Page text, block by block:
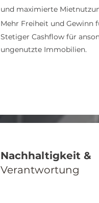
und maximierte
Mehr Freiheit und Gewinn
Stetiger Cashflow für
ungenutzte Immobilien.
Nachhaltigkeit &
Verantwortung